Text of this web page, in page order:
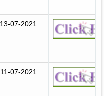
13-07-2021
11-07-2021